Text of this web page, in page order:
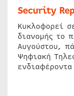
Security
Κυκλοφορεί
διανομής το
Αυγούστου,
Ψηφιακή